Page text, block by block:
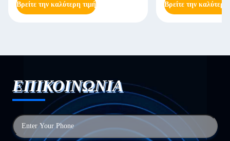
Βρείτε την καλύτερη τιμή Βρείτε την καλύτερη
ΕΠΙΚΟΙΝΩΝΙΑ